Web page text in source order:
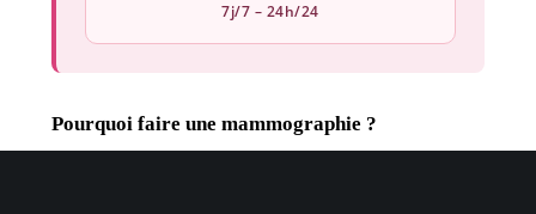
7j/7 – 24h/24
Pourquoi faire une mammographie ?